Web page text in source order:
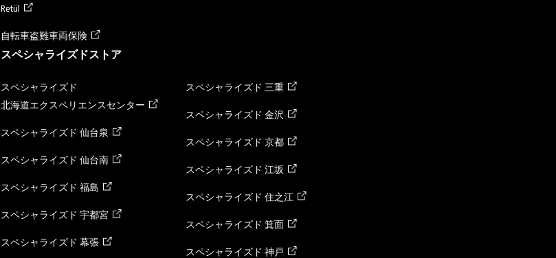
Retül
自転車盗難車両保険
スペシャライズドストア
スペシャライズド
北海道エクスペリエンスセンター
スペシャライズド 仙台泉
スペシャライズド 仙台南
スペシャライズド 福島
スペシャライズド 宇都宮
スペシャライズド 幕張
スペシャライズド 三重
スペシャライズド 金沢
スペシャライズド 京都
スペシャライズド 江坂
スペシャライズド 住之江
スペシャライズド 箕面
スペシャライズド 神戸